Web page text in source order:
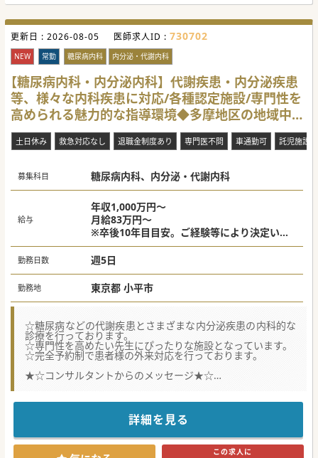
対応無しです。ご希望があれば相談も可能です。
■幅広い年齢層で内科系、外科系、皮膚科・精神科など各科
の先生が在籍しているため、多様な経験を積むことができま
す。
■診療体制は医師＋アシスタント2名、もしくは医師＋アシ
スタント＋看護師の3名体制となっており、未経験の方でも
安心してご勤務いただけます。
【やりがい】
■在宅医療専門医認定施設となっているため、専門医の資格
取得を目指したい方におすすめです。
■患者様は認知症、高血圧、高脂血症、腎不全、脳血管障害
るやりがいがあります。
■入職後は貢献度を鑑みて昇給制度があり、成長と報酬の両
#春入職可 #年度内入職可
更新日 : 2026-08-05 医師求人ID : 730702
NEW 常勤 糖尿病内科 内分泌・代謝内科
【糖尿病内科・内分泌内科】代謝疾患・内分泌疾患
等、様々な内科疾患に対応/各種認定施設/専門性を
高められる魅力的な指導環境◆多摩地区の地域中核
病院[東京都小平市]
土日休み 救急対応なし 退職金制度あり 専門医不問 車通勤可 託児施設
募集科目 糖尿病内科、内分泌・代謝内科
給与
年収1,000万円～
月給83万円～
※卒後10年目目安。ご経験等により決定いた
します。
勤務日数 週5日
勤務地 東京都 小平市
☆糖尿病などの代謝疾患とさまざまな内分泌疾患の内科的な
診療を行っております。
☆専門性を高めたい先生にぴったりな施設となっています。
☆完全予約制で患者様の外来対応を行っております。
★☆コンサルタントからのメッセージ★☆
東京都・多摩地区で高度急性期医療を提供している地域中核
日本糖尿病学会認定教育施設、日本内分泌学会認定教育施
内分泌代謝・糖尿病内科領域専門研修基幹施設、
日本超音波医学会専門医研修施設となっております。
現在、常勤医師は3名在籍しています。
若手ドクターも積極的に採用しておりますので、是非、一度
詳細を見る
この求人に